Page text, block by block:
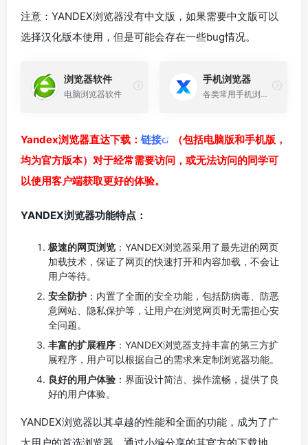
注意：YANDEX浏览器没有中文版，如果需要中文版可以
选择汉化版本使用，但是可能会存在一些bug情况。
浏览器软件
电脑浏览器软件
手机浏览器
各类常用手机浏览器
Yandex浏览器直达下载： 链接
（包括电脑版和手机版，
均为官方版本）对于经常需要访问，或无法访问的同学可
以使用客户端获取更好的体验。
YANDEX浏览器功能特点：
极速的网页浏览 ：YANDEX浏览器采用了最先进的网页
加载技术，保证了网页的快速打开和内容加载，不会让
用户等待。
安全防护 ：内置了全面的安全功能，包括防病毒、防恶
意网站、隐私保护等，让用户在浏览网页时无需担心安
全问题。
丰富的扩展程序 ：YANDEX浏览器支持丰富的第三方扩
展程序，用户可以根据自己的需求来定制浏览器功能。
良好的用户体验 ：界面设计简洁、操作流畅，提供了良
好的用户体验。
YANDEX浏览器以其卓越的性能和全面的功能，成为了广
大用户的首选浏览器。通过小编分享的其官方的下载地